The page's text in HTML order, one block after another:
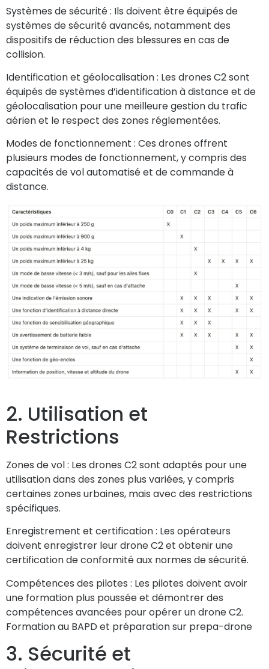
Systèmes de sécurité : Ils doivent être équipés de
systèmes de sécurité avancés, notamment des
dispositifs de réduction des blessures en cas de
collision.
Identification et géolocalisation : Les drones C2 sont
équipés de systèmes d’identification à distance et de
géolocalisation pour une meilleure gestion du trafic
aérien et le respect des zones réglementées.
Modes de fonctionnement : Ces drones offrent
plusieurs modes de fonctionnement, y compris des
capacités de vol automatisé et de commande à
distance.
2. Utilisation et
Restrictions
Zones de vol : Les drones C2 sont adaptés pour une
utilisation dans des zones plus variées, y compris
certaines zones urbaines, mais avec des restrictions
spécifiques.
Enregistrement et certification : Les opérateurs
doivent enregistrer leur drone C2 et obtenir une
certification de conformité aux normes de sécurité.
Compétences des pilotes : Les pilotes doivent avoir
une formation plus poussée et démontrer des
compétences avancées pour opérer un drone C2.
Formation au BAPD et préparation sur prepa-drone
3. Sécurité et